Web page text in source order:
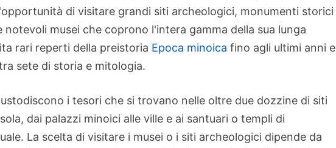
di visitare grandi siti archeologici, monumenti storici
notevoli musei che coprono l'intera gamma della sua lunga
rari reperti della preistoria Epoca minoica fino agli ultimi anni e
sete di storia e mitologia.
i tesori che si trovano nelle oltre due dozzine di siti
dai palazzi minoici alle ville e ai santuari o templi di
La scelta di visitare i musei o i siti archeologici dipende da